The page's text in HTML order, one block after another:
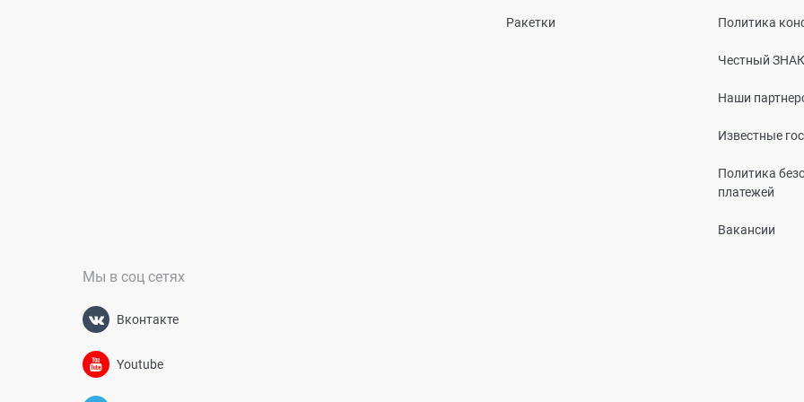
Ракетки Политика
Честный ЗНАК
Наши
Известные
Политика
платежей
Вакансии
Мы в соц сетях
Вконтакте
Youtube